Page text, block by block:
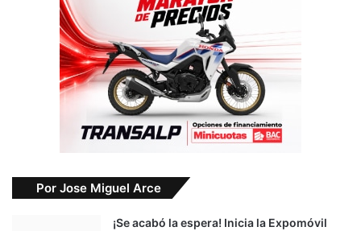
Por Jose Miguel Arce
¡Se acabó la espera! Inicia la Expomóvil